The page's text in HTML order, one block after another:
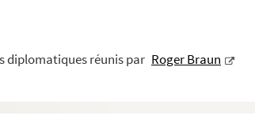
diplomatiques réunis par Roger Braun